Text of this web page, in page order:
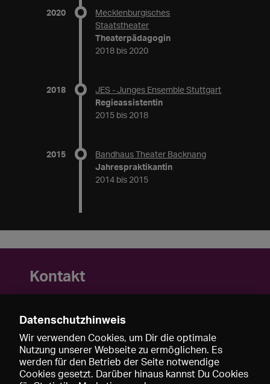
2020
Mecklenburgisches
Staatstheater
Theaterpädagogin
2018 bis 2020
2018
JES - Junges Ensemble Stuttgart
Regieassistentin
2015 bis 2018
2015
Bandhaus Theater Backnang
Jahrespraktikantin
2014 bis 2015
Kontakt
+49 151 61 424 424
Datenschutzhinweis
Wir verwenden Cookies, um Dir die optimale
Nutzung unserer Webseite zu ermöglichen. Es
werden für den Betrieb der Seite notwendige
Cookies gesetzt. Darüber hinaus kannst Du Cookies